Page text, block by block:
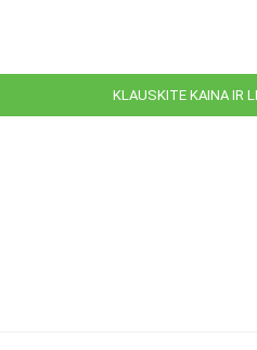
KLAUSKITE KAINA IR